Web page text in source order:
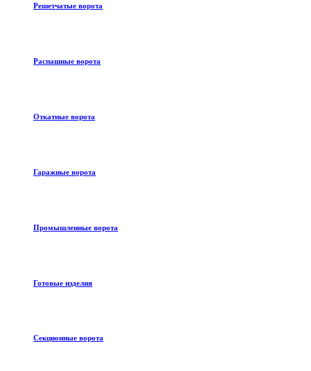
Решетчатые ворота
Распашные ворота
Откатные ворота
Гаражные ворота
Промышленные ворота
Готовые изделия
Секционные ворота